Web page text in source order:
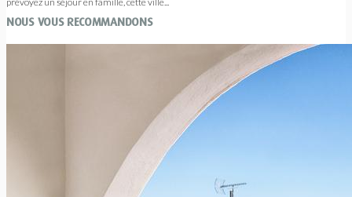
NOUS VOUS RECOMMANDONS